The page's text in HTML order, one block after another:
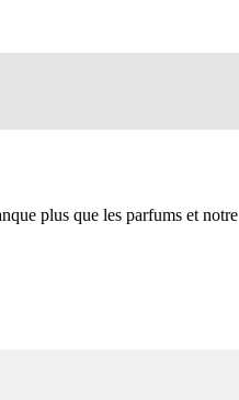
plus que les parfums et notre